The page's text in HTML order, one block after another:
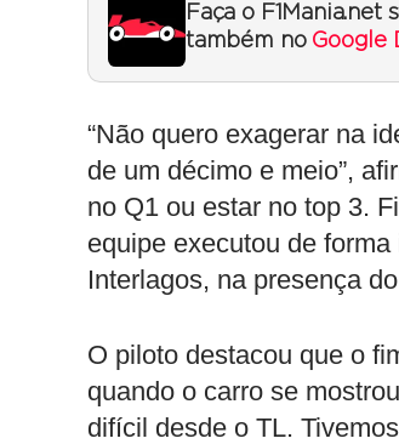
Faça o
também no Google
“Não quero exagerar na
de um décimo e meio”,
no Q1 ou estar no top 3.
equipe executou de
Interlagos, na presença do
O piloto destacou que o
quando o carro se
difícil desde o TL.